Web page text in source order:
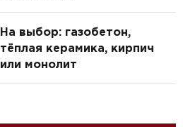
На выбор: газобетон,
тёплая керамика, кирпич
или монолит